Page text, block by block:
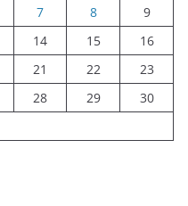
7 8
9
14 15
16
21 22
23
28 29
30